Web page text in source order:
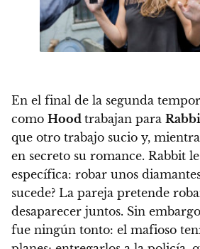
En el final de la segunda
como Hood trabajan para
que otro trabajo sucio y,
en secreto su romance. Rabbit
específica: robar unos
sucede? La pareja pretende
desaparecer juntos. Sin
fue ningún tonto: el mafioso